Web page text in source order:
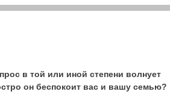
в той или иной степени волнует
он беспокоит вас и вашу семью?